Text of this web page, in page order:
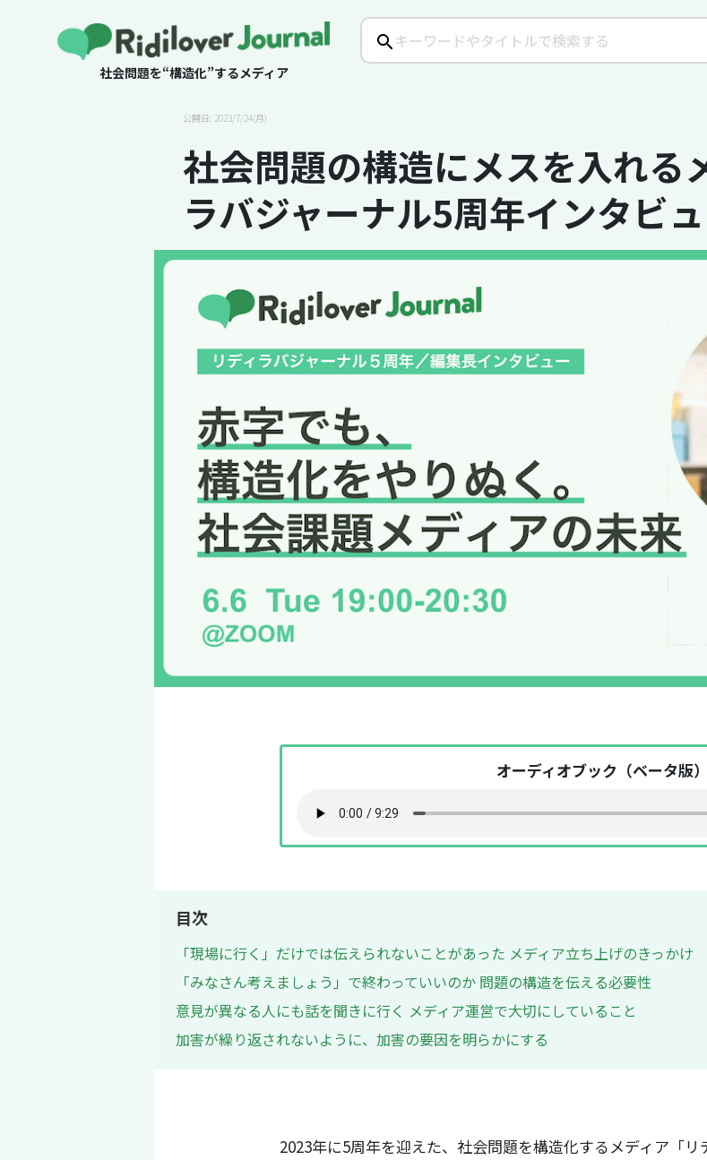
社会問題を“構造化”するメディア
公開日: 2023/7/24(月)
社会問題の構造にメスを入れる
ラバジャーナル5周年インタビュ
オーディオブック（ベータ版）
目次
「現場に行く」だけでは伝えられないことがあった メディア立ち上げのきっかけ
「みなさん考えましょう」で終わっていいのか 問題の構造を伝える必要性
意見が異なる人にも話を聞きに行く メディア運営で大切にしていること
加害が繰り返されないように、加害の要因を明らかにする
2023年に5周年を迎えた、社会問題を構造化するメディア「リ